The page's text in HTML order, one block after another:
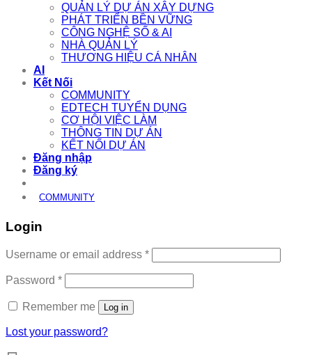
QUẢN LÝ DỰ ÁN XÂY DỰNG
PHÁT TRIỂN BỀN VỮNG
CÔNG NGHỆ SỐ & AI
NHÀ QUẢN LÝ
THƯƠNG HIỆU CÁ NHÂN
AI
Kết Nối
COMMUNITY
EDTECH TUYỂN DỤNG
CƠ HỘI VIỆC LÀM
THÔNG TIN DỰ ÁN
KẾT NỐI DỰ ÁN
Đăng nhập
Đăng ký
COMMUNITY
Login
Username or email address *Required
Password *Required
Remember me Log in
Lost your password?